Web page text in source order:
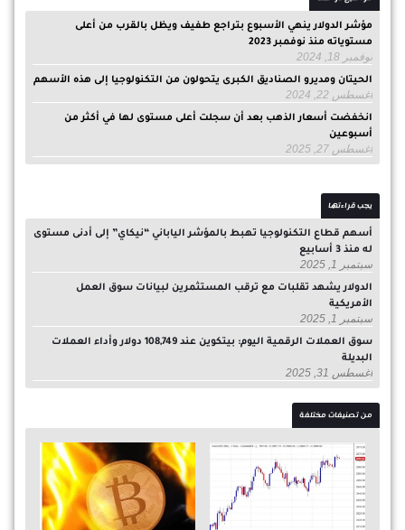
مؤشر الدولار ينهي الأسبوع بتراجع طفيف ويظل بالقرب من أعلى
مستوياته منذ نوفمبر 2023
نوفمبر 18, 2024
الحيتان ومديرو الصناديق الكبرى يتحولون من التكنولوجيا إلى هذه الأسهم
أغسطس 22, 2024
انخفضت أسعار الذهب بعد أن سجلت أعلى مستوى لها في أكثر من
أسبوعين
أغسطس 27, 2025
يجب قراءتها
أسهم قطاع التكنولوجيا تهبط بالمؤشر الياباني “نيكاي” إلى أدنى مستوى
له منذ 3 أسابيع
سبتمبر 1, 2025
الدولار يشهد تقلبات مع ترقب المستثمرين لبيانات سوق العمل
الأمريكية
سبتمبر 1, 2025
سوق العملات الرقمية اليوم: بيتكوين عند 108,749 دولار وأداء العملات
البديلة
أغسطس 31, 2025
من تصنيفات مختلفة